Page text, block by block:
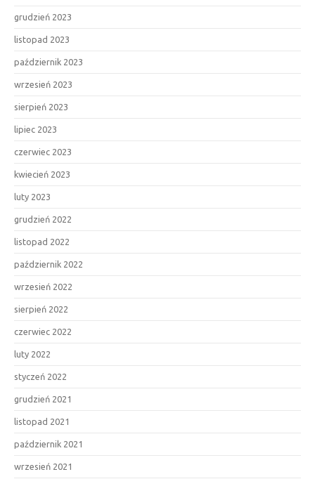
grudzień 2023
listopad 2023
październik 2023
wrzesień 2023
sierpień 2023
lipiec 2023
czerwiec 2023
kwiecień 2023
luty 2023
grudzień 2022
listopad 2022
październik 2022
wrzesień 2022
sierpień 2022
czerwiec 2022
luty 2022
styczeń 2022
grudzień 2021
listopad 2021
październik 2021
wrzesień 2021